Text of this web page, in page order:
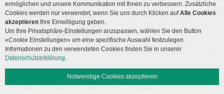
Besuchszeiten
Neues Hauptgebäude
Social Media
Impressum Disclaimer Datenschutz Sitemap
ermöglichen und unsere Kommunikation mit Ihnen zu verbessern. Zusätzliche
Cookies werden nur verwendet, wenn Sie uns durch Klicken aufAlle Cookies
akzeptieren Ihre Einwilligung geben.
Um Ihre Privatsphäre-Einstellungen anzupassen, wählen Sie den Button
«Cookie Einstellungen» um eine spezifische Auswahl festzulegen.
Informationen zu den verwendeten Cookies finden Sie in unserer
Datenschutzerklärung.
Notwendige Cookies akzeptieren